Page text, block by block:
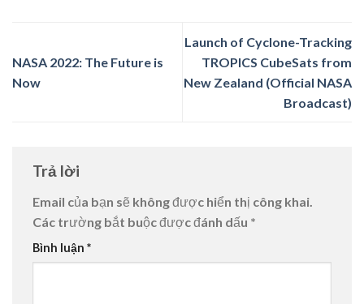
NASA 2022: The Future is
Now
Launch of Cyclone-Tracking
TROPICS CubeSats from
New Zealand (Official NASA
Broadcast)
Trả lời
Email của bạn sẽ không được hiển thị công khai.
Các trường bắt buộc được đánh dấu *
Bình luận *